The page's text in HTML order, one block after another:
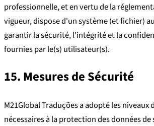
professionnelle, et en vertu de la
vigueur, dispose d'un système (et fichier)
garantir la sécurité, l'intégrité et la
fournies par le(s) utilisateur(s).
15. Mesures de Sécurité
M21Global Traduções a adopté les niveaux
nécessaires à la protection des données